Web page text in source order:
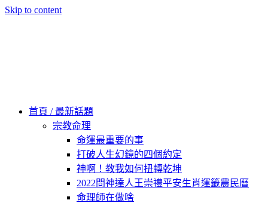
Skip to content
首頁 / 最新話題
宗教命理
命運最重要的事
打破人生幻鏡的四個約定
神啊！教我如何扭轉乾坤
2022問神達人王崇禮平安生肖運籤農民曆
命理師在做啥